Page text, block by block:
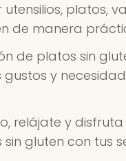
utensilios, platos,
de manera
de platos sin
y
relájate y
gluten con tus